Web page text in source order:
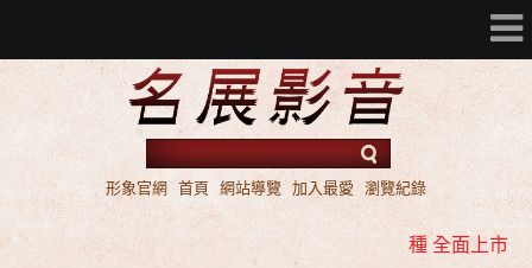
形象官網 首頁 網站導覽 加入最愛 瀏覽紀錄
名展音響 2016年 AV 環繞擴大機 ATMOS / DTS:X 雙規機
種 全面上市